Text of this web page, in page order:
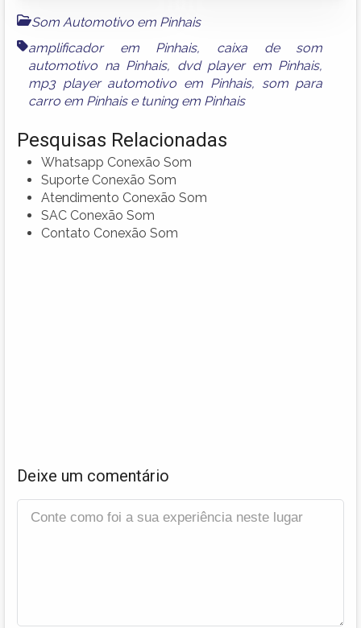
Som Automotivo em Pinhais
amplificador em Pinhais, caixa de som
automotivo na Pinhais, dvd player em Pinhais,
mp3 player automotivo em Pinhais, som para
carro em Pinhaise tuning em Pinhais
Pesquisas Relacionadas
Whatsapp Conexão Som
Suporte Conexão Som
Atendimento Conexão Som
SAC Conexão Som
Contato Conexão Som
Deixe um comentário